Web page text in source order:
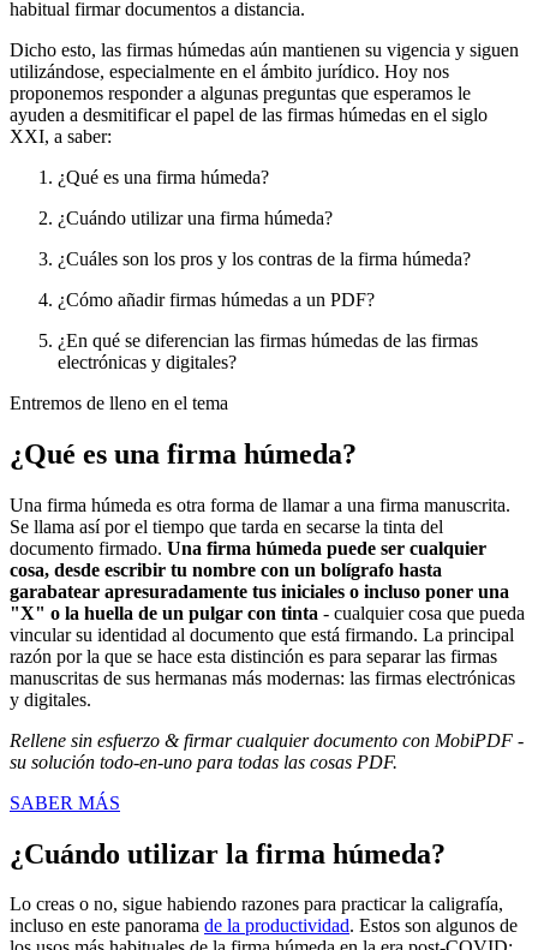
habitual firmar documentos a distancia.
Dicho esto, las firmas húmedas aún mantienen su vigencia y siguen
utilizándose, especialmente en el ámbito jurídico. Hoy nos
proponemos responder a algunas preguntas que esperamos le
ayuden a desmitificar el papel de las firmas húmedas en el siglo
XXI, a saber:
¿Qué es una firma húmeda?
¿Cuándo utilizar una firma húmeda?
¿Cuáles son los pros y los contras de la firma húmeda?
¿Cómo añadir firmas húmedas a un PDF?
¿En qué se diferencian las firmas húmedas de las firmas
electrónicas y digitales?
Entremos de lleno en el tema
¿Qué es una firma húmeda?
Una firma húmeda es otra forma de llamar a una firma manuscrita.
Se llama así por el tiempo que tarda en secarse la tinta del
documento firmado. Una firma húmeda puede ser cualquier
cosa, desde escribir tu nombre con un bolígrafo hasta
garabatear apresuradamente tus iniciales o incluso poner una
"X" o la huella de un pulgar con tinta - cualquier cosa que pueda
vincular su identidad al documento que está firmando. La principal
razón por la que se hace esta distinción es para separar las firmas
manuscritas de sus hermanas más modernas: las firmas electrónicas
y digitales.
Rellene sin esfuerzo & firmar cualquier documento con MobiPDF -
su solución todo-en-uno para todas las cosas PDF.
SABER MÁS
¿Cuándo utilizar la firma húmeda?
Lo creas o no, sigue habiendo razones para practicar la caligrafía,
incluso en este panorama de la productividad. Estos son algunos de